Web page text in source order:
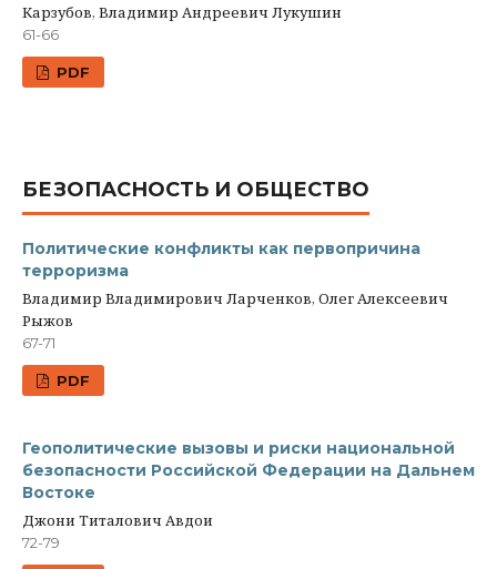
Карзубов, Владимир Андреевич Лукушин
61-66
PDF
БЕЗОПАСНОСТЬ И ОБЩЕСТВО
Политические конфликты как первопричина
терроризма
Владимир Владимирович Ларченков, Олег Алексеевич
Рыжов
67-71
PDF
Геополитические вызовы и риски национальной
безопасности Российской Федерации на Дальнем
Востоке
Джони Титалович Авдои
72-79